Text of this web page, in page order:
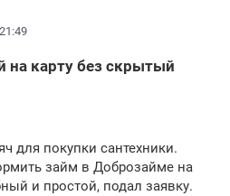
на карту без скрытый
для покупки сантехники.
займ в Доброзайме на
и простой, подал заявку.